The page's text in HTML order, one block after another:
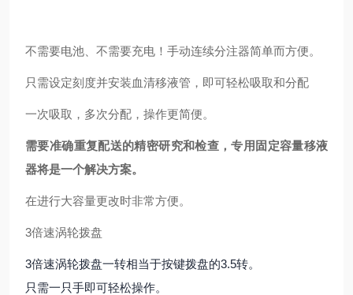
不需要电池、不需要充电！手动连续分注器简单而方便。
只需设定刻度并安装血清移液管，即可轻松吸取和分配
一次吸取，多次分配，操作更简便。
需要准确重复配送的精密研究和检查，专用固定容量移液
器将是一个解决方案。
在进行大容量更改时非常方便。
3倍速涡轮拨盘
3倍速涡轮拨盘一转相当于按键拨盘的3.5转。
只需一只手即可轻松操作。